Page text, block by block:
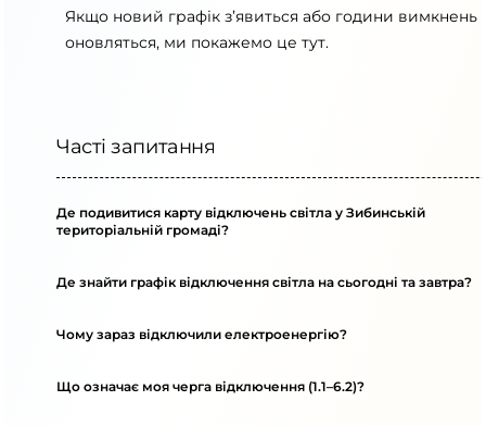
Якщо новий графік з’явиться або години вимкнень
оновляться, ми покажемо це тут.
Часті запитання
Де подивитися карту відключень світла у Зибинській
територіальній громаді?
Де знайти графік відключення світла на сьогодні та завтра?
Чому зараз відключили електроенергію?
Що означає моя черга відключення (1.1–6.2)?